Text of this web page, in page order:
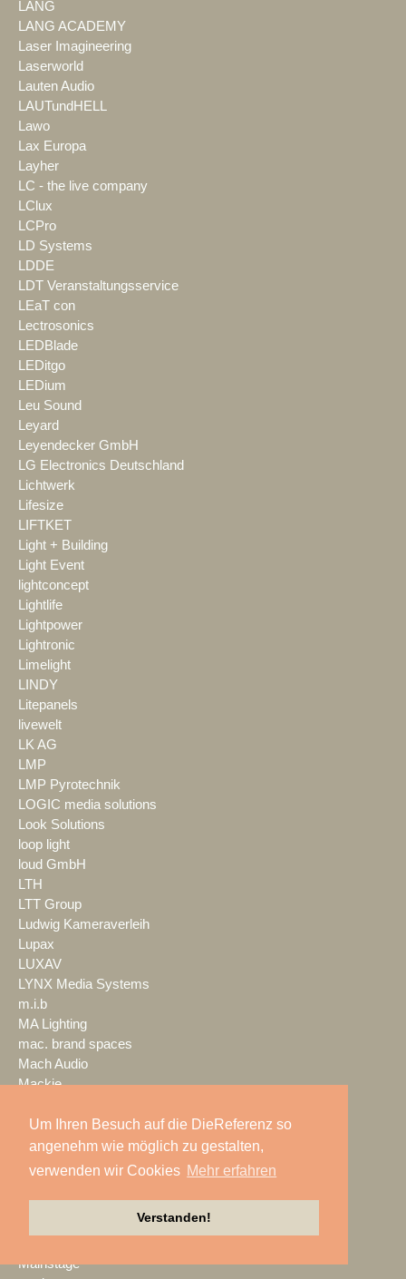
Um Ihren Besuch auf die DieReferenz so
angenehm wie möglich zu gestalten,
verwenden wir Cookies Mehr erfahren
Verstanden!
LANG
LANG ACADEMY
Laser Imagineering
Laserworld
Lauten Audio
LAUTundHELL
Lawo
Lax Europa
Layher
LC - the live company
LClux
LCPro
LD Systems
LDDE
LDT Veranstaltungsservice
LEaT con
Lectrosonics
LEDBlade
LEDitgo
LEDium
Leu Sound
Leyard
Leyendecker GmbH
LG Electronics Deutschland
Lichtwerk
Lifesize
LIFTKET
Light + Building
Light Event
lightconcept
Lightlife
Lightpower
Lightronic
Limelight
LINDY
Litepanels
livewelt
LK AG
LMP
LMP Pyrotechnik
LOGIC media solutions
Look Solutions
loop light
loud GmbH
LTH
LTT Group
Ludwig Kameraverleih
Lupax
LUXAV
LYNX Media Systems
m.i.b
MA Lighting
mac. brand spaces
Mach Audio
Mackie
Mad Music
Mäding
MADRIX
Medientechnik
Mainstage